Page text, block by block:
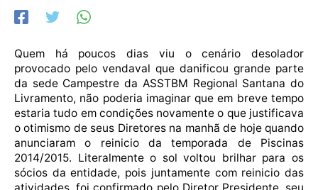
Quem há poucos dias viu o cenário desolador
provocado pelo vendaval que danificou grande parte
da sede Campestre da ASSTBM Regional Santana do
Livramento, não poderia imaginar que em breve tempo
estaria tudo em condições novamente o que justificava
o otimismo de seus Diretores na manhã de hoje quando
anunciaram o reinicio da temporada de Piscinas
2014/2015. Literalmente o sol voltou brilhar para os
sócios da entidade, pois juntamente com reinicio das
atividades, foi confirmado pelo Diretor Presidente, seu